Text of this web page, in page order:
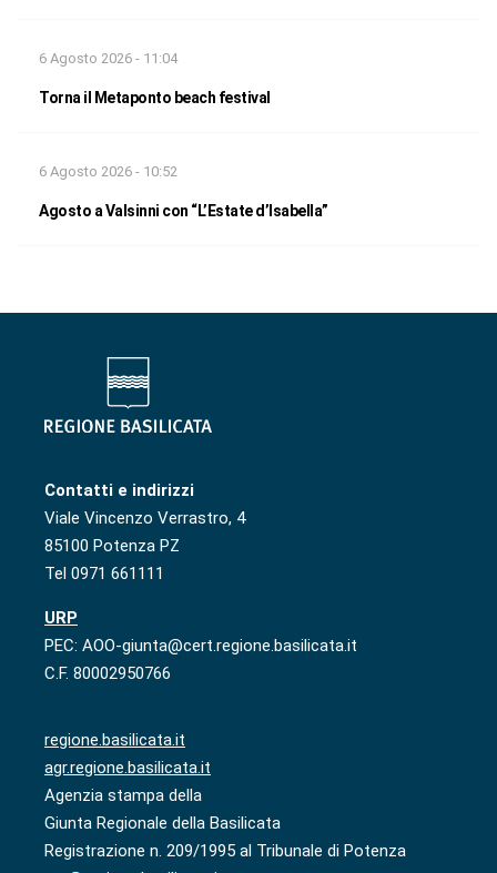
6 Agosto 2026 - 11:04
Torna il Metaponto beach festival
6 Agosto 2026 - 10:52
Agosto a Valsinni con “L’Estate d’Isabella”
Contatti e indirizzi
Viale Vincenzo Verrastro, 4
85100 Potenza PZ
Tel 0971 661111
URP
PEC: AOO-giunta@cert.regione.basilicata.it
C.F. 80002950766
regione.basilicata.it
agr.regione.basilicata.it
Agenzia stampa della
Giunta Regionale della Basilicata
Registrazione n. 209/1995 al Tribunale di Potenza